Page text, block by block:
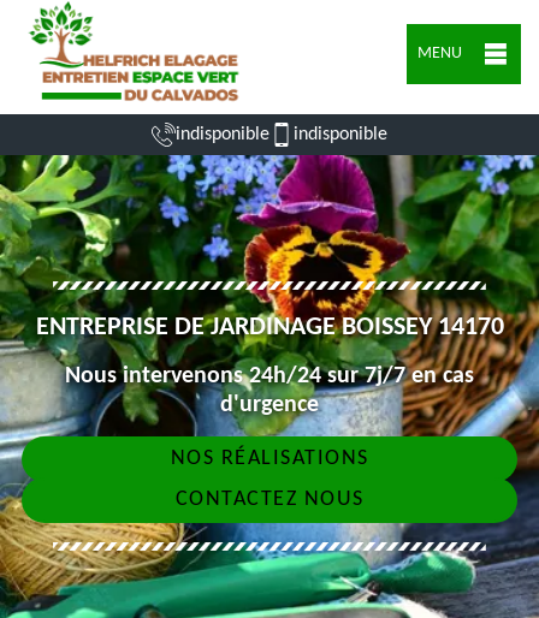
MENU
indisponible indisponible
ENTREPRISE DE JARDINAGE BOISSEY 14170
Nous intervenons 24h/24 sur 7j/7 en cas
d'urgence
NOS RÉALISATIONS
CONTACTEZ NOUS